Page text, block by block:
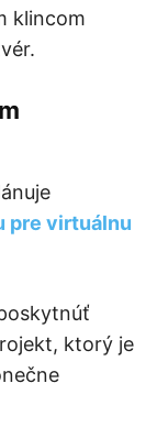
klincom
pre virtuálnu
ktorý je